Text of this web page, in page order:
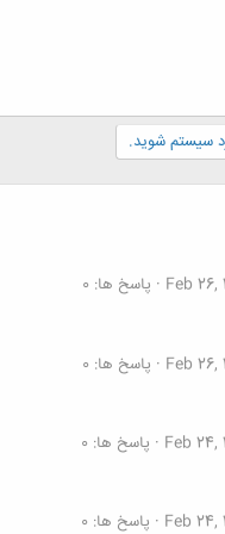
سیستم شوید.
Feb 26,
پاسخ ها: 0
Feb 26,
پاسخ ها: 0
Feb 24,
پاسخ ها: 0
Feb 24,
پاسخ ها: 0